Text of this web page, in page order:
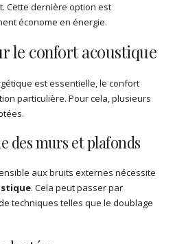
Cette dernière option est
économe en énergie.
le confort acoustique
est essentielle, le confort
particulière. Pour cela, plusieurs
des murs et plafonds
aux bruits externes nécessite
. Cela peut passer par
techniques telles que le doublage